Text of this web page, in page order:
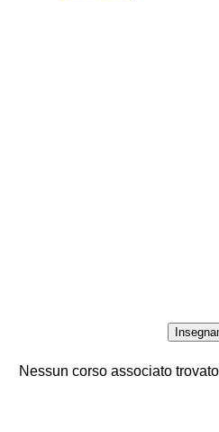
Nessun corso associato